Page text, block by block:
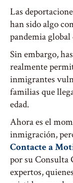
Las
han sido algo
pandemia
Sin embargo,
realmente
inmigrantes
familias que
edad.
Ahora es el
inmigración,
Contacte a
por su Consulta
expertos,